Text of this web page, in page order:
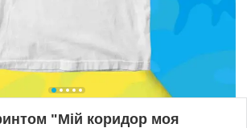
"Мій коридор моя